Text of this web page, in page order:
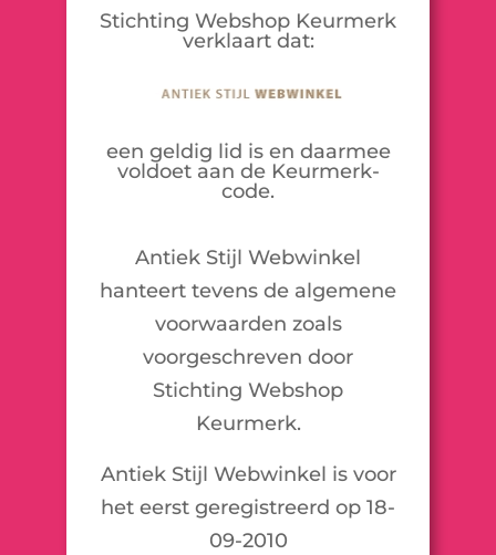
Stichting Webshop Keurmerk
verklaart dat:
een geldig lid is en daarmee
voldoet aan de Keurmerk-
code.
Antiek Stijl Webwinkel
hanteert tevens de algemene
voorwaarden zoals
voorgeschreven door
Stichting Webshop
Keurmerk.
Antiek Stijl Webwinkel is voor
het eerst geregistreerd op 18-
09-2010